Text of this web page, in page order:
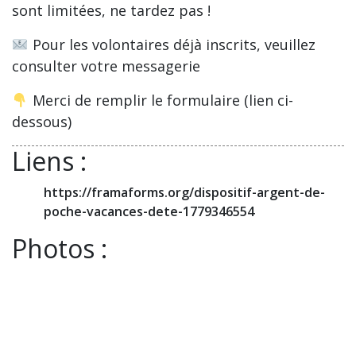
sont limitées, ne tardez pas !
Pour les volontaires déjà inscrits, veuillez
consulter votre messagerie
Merci de remplir le formulaire (lien ci-
dessous)
Liens :
https://framaforms.org/dispositif-argent-de-
poche-vacances-dete-1779346554
Photos :